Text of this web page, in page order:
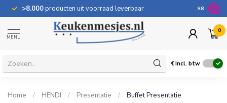
>8.000producten uit voorraad leverbaar 100
9.8
MENU
0
€Incl. btw
Home / HENDI / Presentatie / Buffet Presentatie